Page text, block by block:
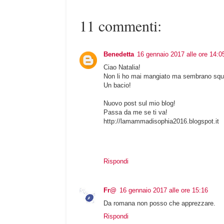
11 commenti:
Benedetta 16 gennaio 2017 alle ore
Ciao Natalia!
Non li ho mai mangiato ma sembrano
Un bacio!
Nuovo post sul mio blog!
Passa da me se ti va!
http://lamammadisophia2016.blogspot.it
Rispondi
Fr@ 16 gennaio 2017 alle ore 15:16
Da romana non posso che apprezzare.
Rispondi